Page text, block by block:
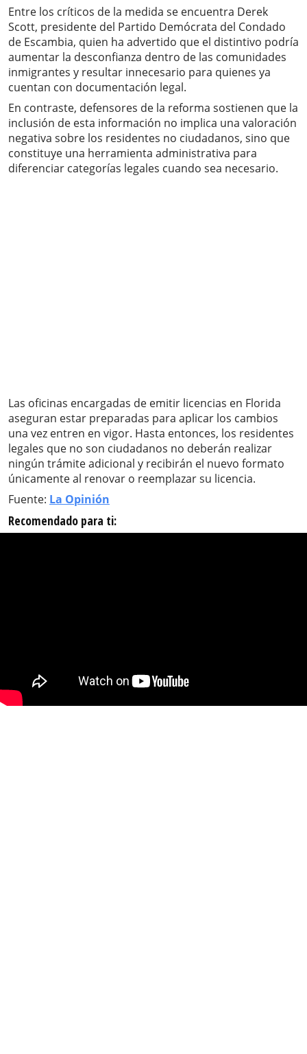
Entre los críticos de la medida se encuentra Derek
Scott, presidente del Partido Demócrata del Condado
de Escambia, quien ha advertido que el distintivo podría
aumentar la desconfianza dentro de las comunidades
inmigrantes y resultar innecesario para quienes ya
cuentan con documentación legal.
En contraste, defensores de la reforma sostienen que la
inclusión de esta información no implica una valoración
negativa sobre los residentes no ciudadanos, sino que
constituye una herramienta administrativa para
diferenciar categorías legales cuando sea necesario.
Las oficinas encargadas de emitir licencias en Florida
aseguran estar preparadas para aplicar los cambios
una vez entren en vigor. Hasta entonces, los residentes
legales que no son ciudadanos no deberán realizar
ningún trámite adicional y recibirán el nuevo formato
únicamente al renovar o reemplazar su licencia.
Fuente: La Opinión
Recomendado para ti: